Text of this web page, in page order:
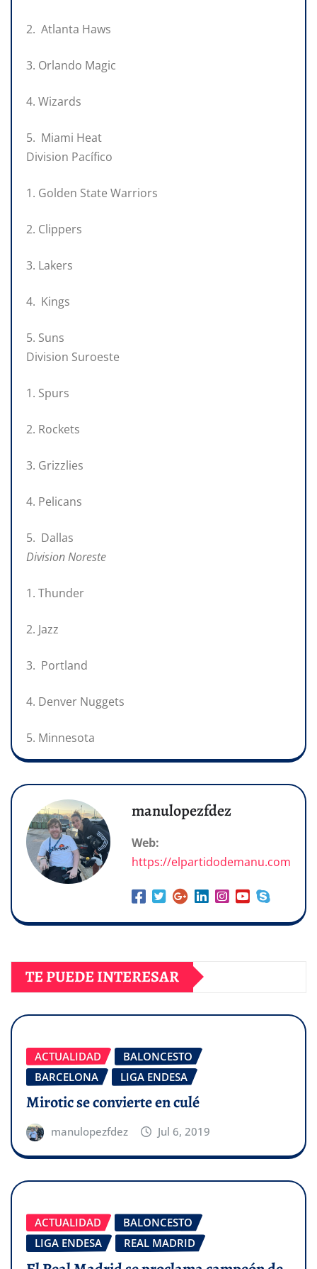
2. Atlanta Haws
3. Orlando Magic
4. Wizards
5. Miami Heat
Division Pacífico
1. Golden State Warriors
2. Clippers
3. Lakers
4. Kings
5. Suns
Division Suroeste
1. Spurs
2. Rockets
3. Grizzlies
4. Pelicans
5. Dallas
Division Noreste
1. Thunder
2. Jazz
3. Portland
4. Denver Nuggets
5. Minnesota
manulopezfdez
Web:
https://elpartidodemanu.com
TE PUEDE INTERESAR
ACTUALIDAD
BALONCESTO
BARCELONA
LIGA ENDESA
Mirotic se convierte en culé
manulopezfdez Jul 6, 2019
ACTUALIDAD
BALONCESTO
LIGA ENDESA
REAL MADRID